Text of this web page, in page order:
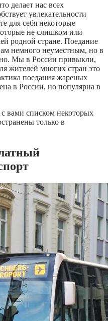
делает нас всех
увлекательности
для себя некоторые
не слишком или
родной стране. Поедание
немного неуместным, но в
Мы в России привыкли,
жителей многих стран это
поедания жареных
в России, но популярна в
вами списком некоторых
только в